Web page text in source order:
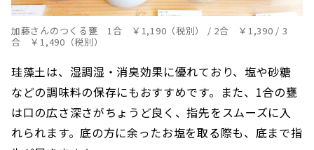
加藤さんのつくる甕 1合 ￥1,190（税別） / 2合 ￥1,390 / 3
合 ￥1,490（税別）
珪藻土は、湿調湿・消臭効果に優れており、塩や砂糖
などの調味料の保存にもおすすめです。また、1合の甕
は口の広さ深さがちょうど良く、指先をスムーズに入
れられます。底の方に余ったお塩を取る際も、底まで指